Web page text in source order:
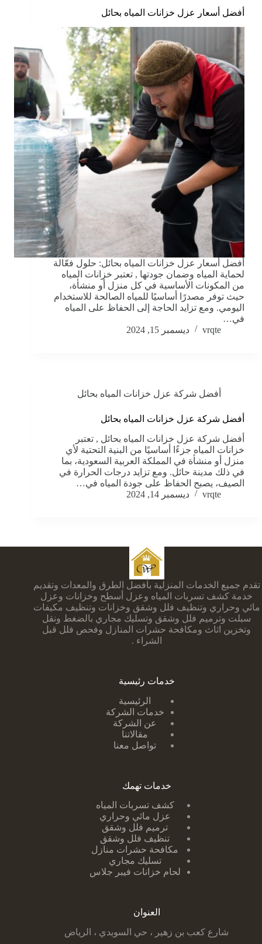
أفضل أسعار عزل خزانات المياه بحائل
أفضل أسعار عزل خزانات المياه بحائل: حلول فعّالة
لحماية المياه وضمان جودتها , تعتبر خزانات المياه
من المكونات الأساسية في كل منزل أو منشأة،
حيث توفر مصدرًا أساسيًا للمياه الصالحة للاستخدام
اليومي. ومع تزايد الحاجة إلى الحفاظ على المياه
في…
vrqte
ديسمبر 15, 2024
أفضل شركة عزل خزانات المياه بحائل
أفضل شركة عزل خزانات المياه بحائل
أفضل شركة عزل خزانات المياه بحائل , تعتبر
خزانات المياه جزءًا أساسيًا من البنية التحتية لأي
منزل أو منشأة في المملكة العربية السعودية، بما
في ذلك مدينة حائل. ومع تزايد درجات الحرارة في
الصيف، يصبح الحفاظ على جودة المياه في…
vrqte
ديسمبر 14, 2024
تقدم جميع الخدمات المنزلية بأفضل الطرق والمعدات وتقديم
خدمة كشف تسربات المياه وعزل أسطح وخزانات وعزل
مائي وحراري وتنظيف فلل وشقق وخزانات وتنظيف مكيفات
سبلت وترميم فلل وشقق وتسليك مجاري بالضغط ونقل
وتخزين اثاث ومكافحة حشرات المنازل وفحص فلل قبل
الشراء .
خدمات رئيسية
الرئيسية
خدمات الشركة
عن الشركة
مقالاتنا
تواصل معنا
خدمات تهمك
كشف تسربات ا لمياه
عزل مائي وحراري
ترميم فلل وشقق
تنظيف فلل وشقق
مكافحة حشرات منازل
تسليك مجاري
لحام خزانات فيبر جلاس
العنوان
شارع كعب بن زهير ، حي السويدي ، الرياض